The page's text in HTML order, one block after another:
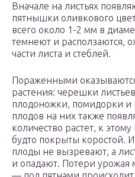
Вначале на листьях
пятнышки оливкового
всего около 1-2 мм в
темнеют и расползаются,
части листа и стеблей.
Пораженными
растения: черешки
плодоножки, помидорки и
плодов на них также
количество растет, к
будто покрыты коростой.
плоды не вызревают, а
и опадают. Потери урожая